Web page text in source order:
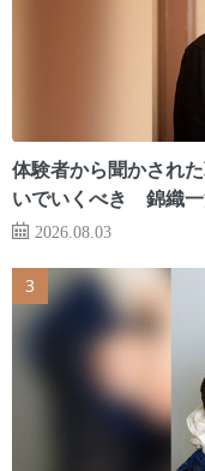
体験者から聞かされ
いでいくべき 錦織一
2026.08.03